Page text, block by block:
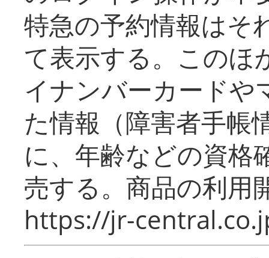
特急の予約情報はそ
て表示する。このほ
イナンバーカードや
た情報（障害者手帳
に、年齢などの資格
売する。商品の利用
https://jr-